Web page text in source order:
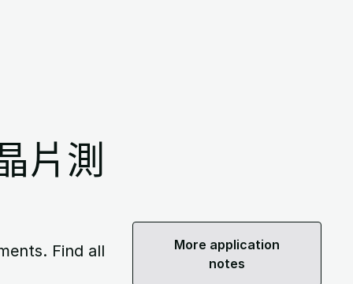
片測
Find all
More application
notes